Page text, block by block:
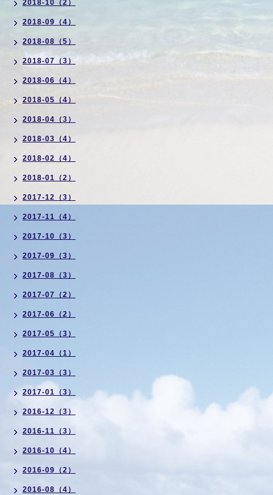
2018-10（2）
2018-09（4）
2018-08（5）
2018-07（3）
2018-06（4）
2018-05（4）
2018-04（3）
2018-03（4）
2018-02（4）
2018-01（2）
2017-12（3）
2017-11（4）
2017-10（3）
2017-09（3）
2017-08（3）
2017-07（2）
2017-06（2）
2017-05（3）
2017-04（1）
2017-03（3）
2017-01（3）
2016-12（3）
2016-11（3）
2016-10（4）
2016-09（2）
2016-08（4）